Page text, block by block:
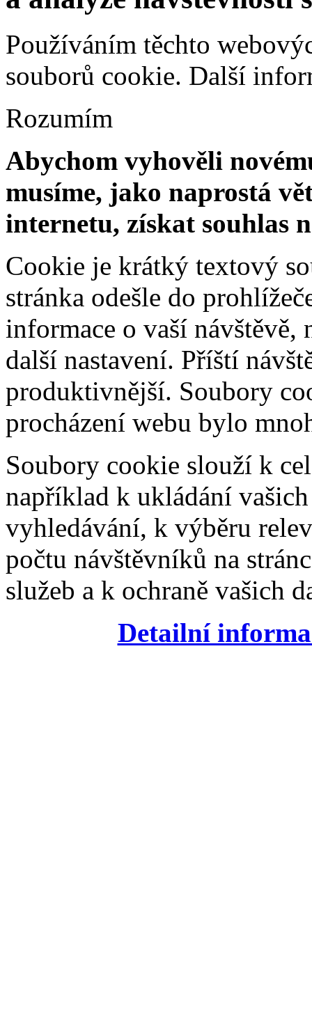
Používáním těchto
souborů cookie. Další
Rozumím
Abychom vyhověli
musíme, jako naprostá
internetu, získat souhlas
Cookie je krátký textový
stránka odešle do
informace o vaší
další nastavení. Příští
produktivnější. Soubory
procházení webu bylo
Soubory cookie slouží k
například k ukládání
vyhledávání, k výběru
počtu návštěvníků na
služeb a k ochraně vašich
Detailní